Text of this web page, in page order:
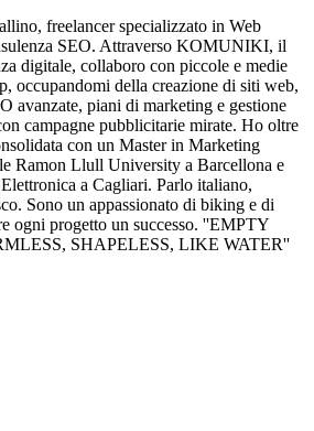
freelancer specializzato in Web
SEO. Attraverso KOMUNIKI, il
digitale, collaboro con piccole e medie
occupandomi della creazione di siti web,
avanzate, piani di marketing e gestione
campagne pubblicitarie mirate. Ho oltre
con un Master in Marketing
Ramon Llull University a Barcellona e
a Cagliari. Parlo italiano,
Sono un appassionato di biking e di
ogni progetto un successo. ''EMPTY
SHAPELESS, LIKE WATER''